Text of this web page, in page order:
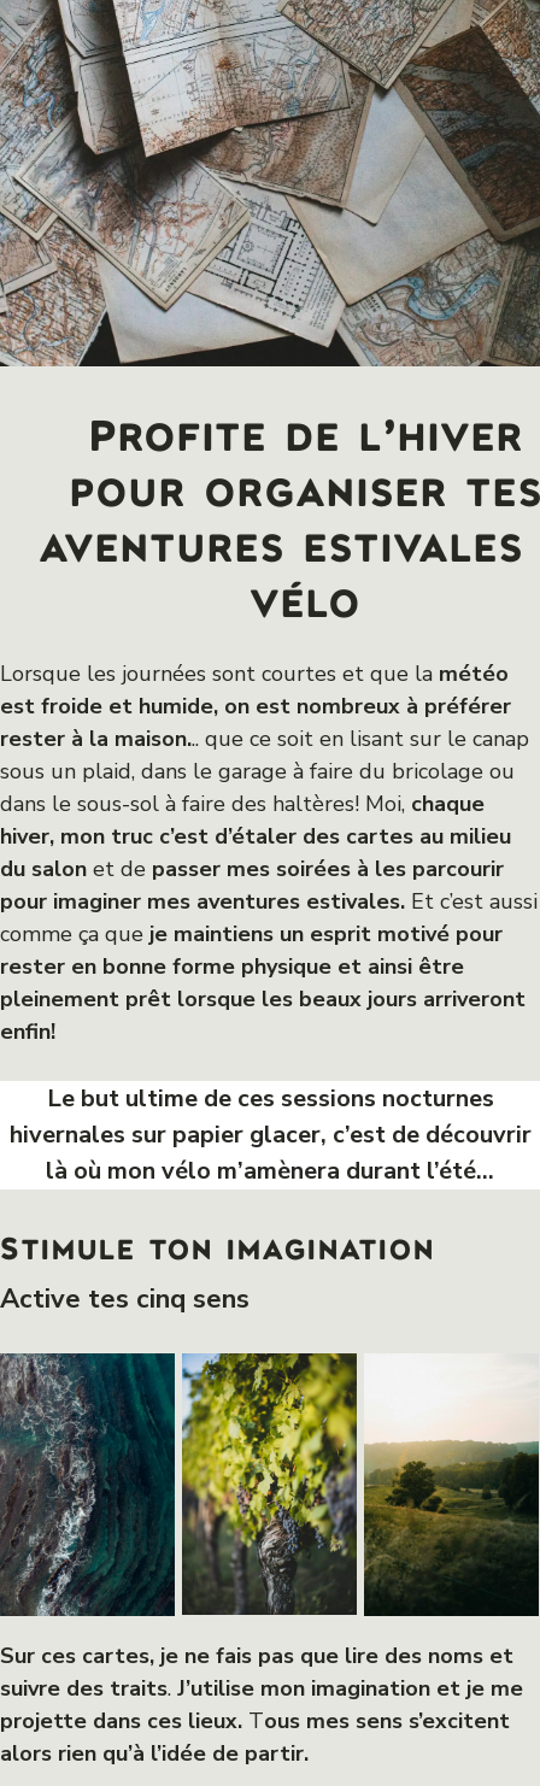
Profite de l’hiver
pour organiser
aventures estivales
vélo
Lorsque les journées sont courtes et que la météo
est froide et humide, on est nombreux à préférer
rester à la maison... que ce soit en lisant sur le canap
sous un plaid, dans le garage à faire du bricolage ou
dans le sous-sol à faire des haltères! Moi, chaque
hiver, mon truc c’est d’étaler des cartes au milieu
du salon et de passer mes soirées à les parcourir
pour imaginer mes aventures estivales. Et c’est aussi
comme ça que je maintiens un esprit motivé pour
rester en bonne forme physique et ainsi être
pleinement prêt lorsque les beaux jours arriveront
enfin!
Le but ultime de ces sessions nocturnes
hivernales sur papier glacer, c’est de découvrir
là où mon vélo m’amènera durant l’été…
Stimule ton imagination
Active tes cinq sens
Sur ces cartes, je ne fais pas que lire des noms et
suivre des traits. J’utilise mon imagination et je me
projette dans ces lieux. Tous mes sens s’excitent
alors rien qu’à l’idée de partir.